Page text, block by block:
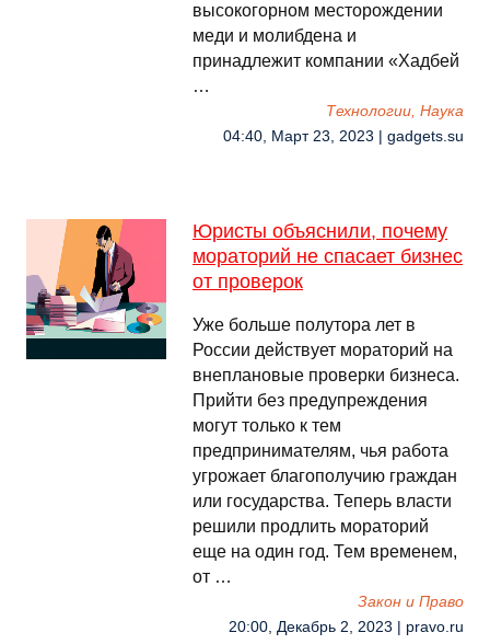
высокогорном месторождении
меди и молибдена и
принадлежит компании «Хадбей
…
Технологии, Наука
04:40, Март 23, 2023 | gadgets.su
Юристы объяснили, почему
мораторий не спасает бизнес
от проверок
Уже больше полутора лет в
России действует мораторий на
внеплановые проверки бизнеса.
Прийти без предупреждения
могут только к тем
предпринимателям, чья работа
угрожает благополучию граждан
или государства. Теперь власти
решили продлить мораторий
еще на один год. Тем временем,
от …
Закон и Право
20:00, Декабрь 2, 2023 | pravo.ru